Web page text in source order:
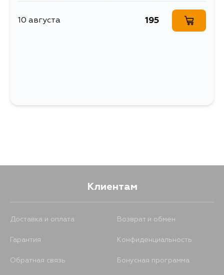
10 августа 195
Клиентам
Доставка и оплата Возврат и обмен
Гарантия Конфиденциальность
Обратная связь Бонусная программа